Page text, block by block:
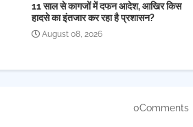
11 साल से कागजों में दफन आदेश, आखिर किस
हादसे का इंतजार कर रहा है प्रशासन?
August 08, 2026
0Comments